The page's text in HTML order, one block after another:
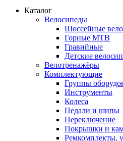
Каталог
Велосипеды
Шоссейные
Горные МTB
Гравийные
Детские
Велотренажёры
Комплектующие
Группы
Инструменты
Колеса
Педали и шипы
Переключение
Покрышки и
Ремкомплекты,